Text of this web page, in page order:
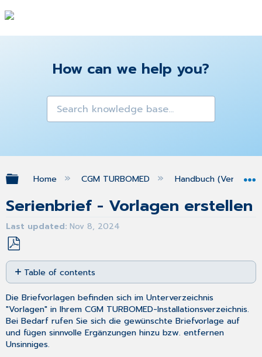
How can we help you?
Expand/collapse global hierarchy
Home CGM TURBOMED Handbuch (Version
Serienbrief - Vorlagen erstellen
Last updated Nov 8, 2024
Save
as
PDF
Table of contents
No
headers
Die Briefvorlagen befinden sich im Unterverzeichnis
"Vorlagen" in Ihrem CGM TURBOMED-Installationsverzeichnis.
Bei Bedarf rufen Sie sich die gewünschte Briefvorlage auf
und fügen sinnvolle Ergänzungen hinzu bzw. entfernen
Unsinniges.